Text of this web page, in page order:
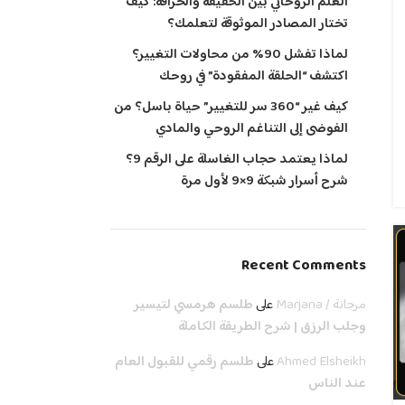
تختار المصادر الموثوقة لتعلمك؟
لماذا تفشل 90% من محاولات التغيير؟
اكتشف “الحلقة المفقودة” في روحك
كيف غير “360 سر للتغيير” حياة باسل؟ من
الفوضى إلى التناغم الروحي والمادي
لماذا يعتمد حجاب الغاسلة على الرقم 9؟
شرح أسرار شبكة 9×9 لأول مرة
Recent Comments
مرجانة / Marjana علىطلسم هرمسي لتيسير
وجلب الرزق | شرح الطريقة الكاملة
Ahmed Elsheikhعلىطلسم رقمي للقبول العام
عند الناس